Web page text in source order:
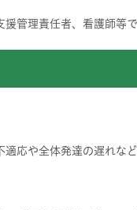
管理責任者、看護師等で
応や全体発達の遅れな